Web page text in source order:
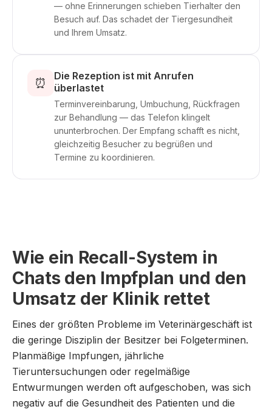
— ohne Erinnerungen schieben Tierhalter den
Besuch auf. Das schadet der Tiergesundheit
und Ihrem Umsatz.
⏰
Die Rezeption ist mit Anrufen
überlastet
Terminvereinbarung, Umbuchung, Rückfragen
zur Behandlung — das Telefon klingelt
ununterbrochen. Der Empfang schafft es nicht,
gleichzeitig Besucher zu begrüßen und
Termine zu koordinieren.
Wie ein Recall-System in
Chats den Impfplan und den
Umsatz der Klinik rettet
Eines der größten Probleme im Veterinärgeschäft ist
die geringe Disziplin der Besitzer bei Folgeterminen.
Planmäßige Impfungen, jährliche
Tieruntersuchungen oder regelmäßige
Entwurmungen werden oft aufgeschoben, was sich
negativ auf die Gesundheit des Patienten und die